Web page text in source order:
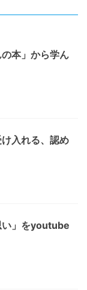
本」から学ん
入れる、認め
い」をyoutube